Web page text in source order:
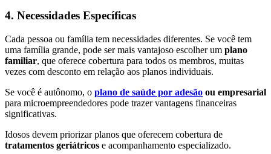
4. Necessidades Específicas
Cada pessoa ou família tem necessidades diferentes. Se você tem
uma família grande, pode ser mais vantajoso escolher um plano
familiar, que oferece cobertura para todos os membros, muitas
vezes com desconto em relação aos planos individuais.
Se você é autônomo, o plano de saúde por adesão ou empresarial
para microempreendedores pode trazer vantagens financeiras
significativas.
Idosos devem priorizar planos que oferecem cobertura de
tratamentos geriátricos e acompanhamento especializado.